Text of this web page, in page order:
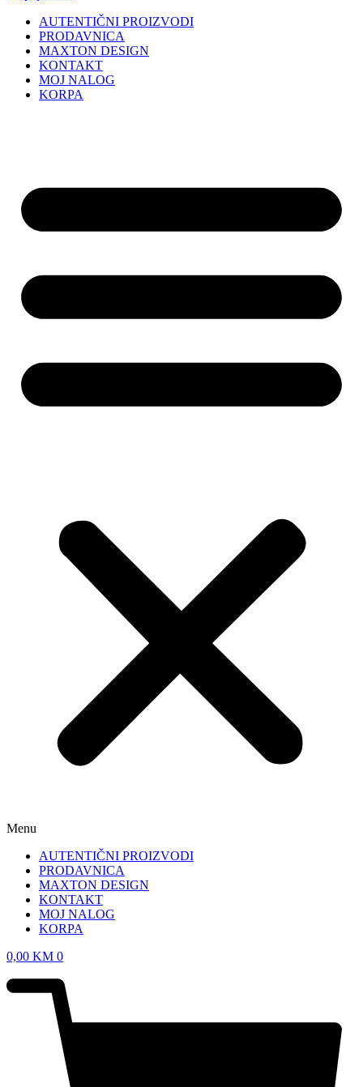
AUTENTIČNI PROIZVODI
PRODAVNICA
MAXTON DESIGN
KONTAKT
MOJ NALOG
KORPA
Menu
AUTENTIČNI PROIZVODI
PRODAVNICA
MAXTON DESIGN
KONTAKT
MOJ NALOG
KORPA
0,00 KM 0